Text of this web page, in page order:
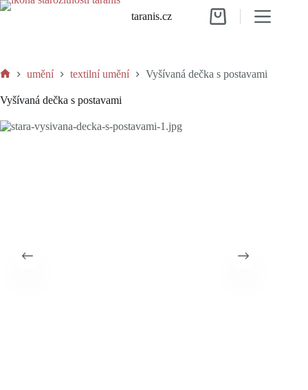
Skip
taranis.cz
Shopping
umění textilní umění Vyšívaná dečka s postavami
Vyšívaná dečka s postavami